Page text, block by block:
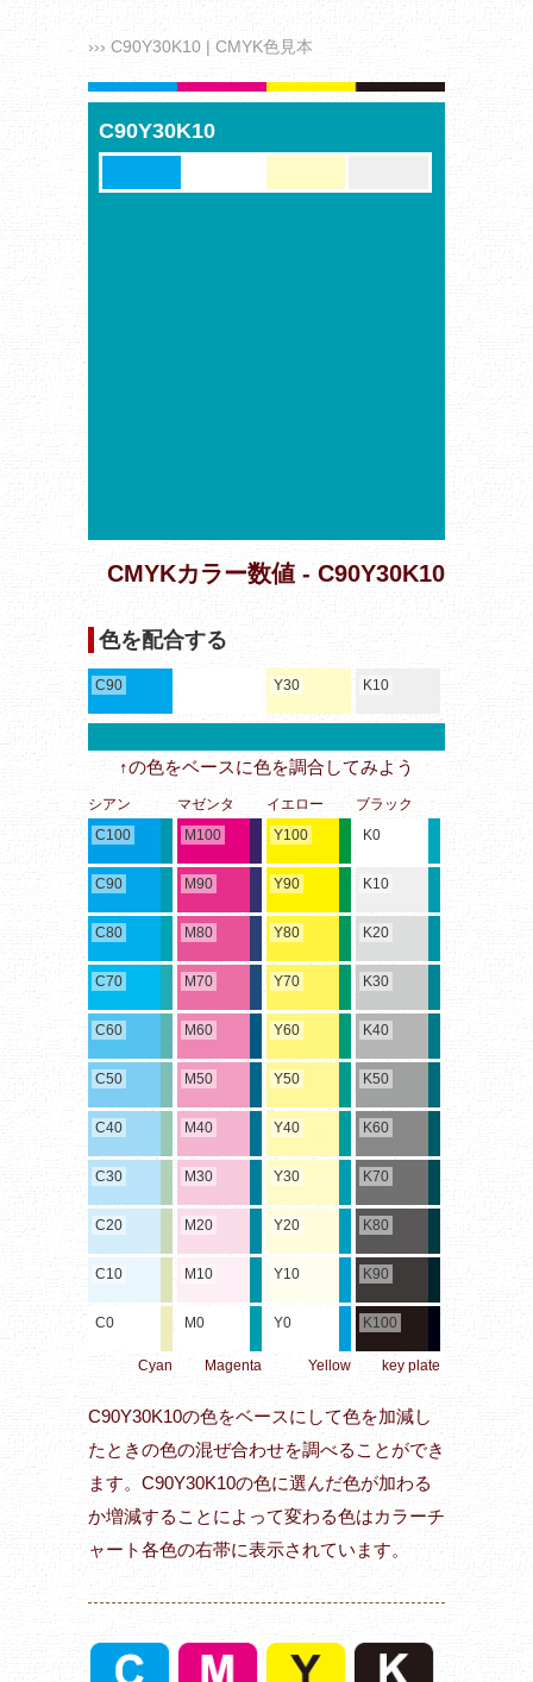
››› C90Y30K10 | CMYK色見本
C90Y30K10
CMYKカラー数値 - C90Y30K10
色を配合する
C90 Y30 K10
↑の色をベースに色を調合してみよう
シアン
C100
C90
C80
C70
C60
C50
C40
C30
C20
C10
C0
Cyan
マゼンタ
M100
M90
M80
M70
M60
M50
M40
M30
M20
M10
M0
Magenta
イエロー
Y100
Y90
Y80
Y70
Y60
Y50
Y40
Y30
Y20
Y10
Y0
Yellow
ブラック
K0
K10
K20
K30
K40
K50
K60
K70
K80
K90
K100
key plate
C90Y30K10の色をベースにして色を加減し
たときの色の混ぜ合わせを調べることができ
ます。C90Y30K10の色に選んだ色が加わる
か増減することによって変わる色はカラーチ
ャート各色の右帯に表示されています。